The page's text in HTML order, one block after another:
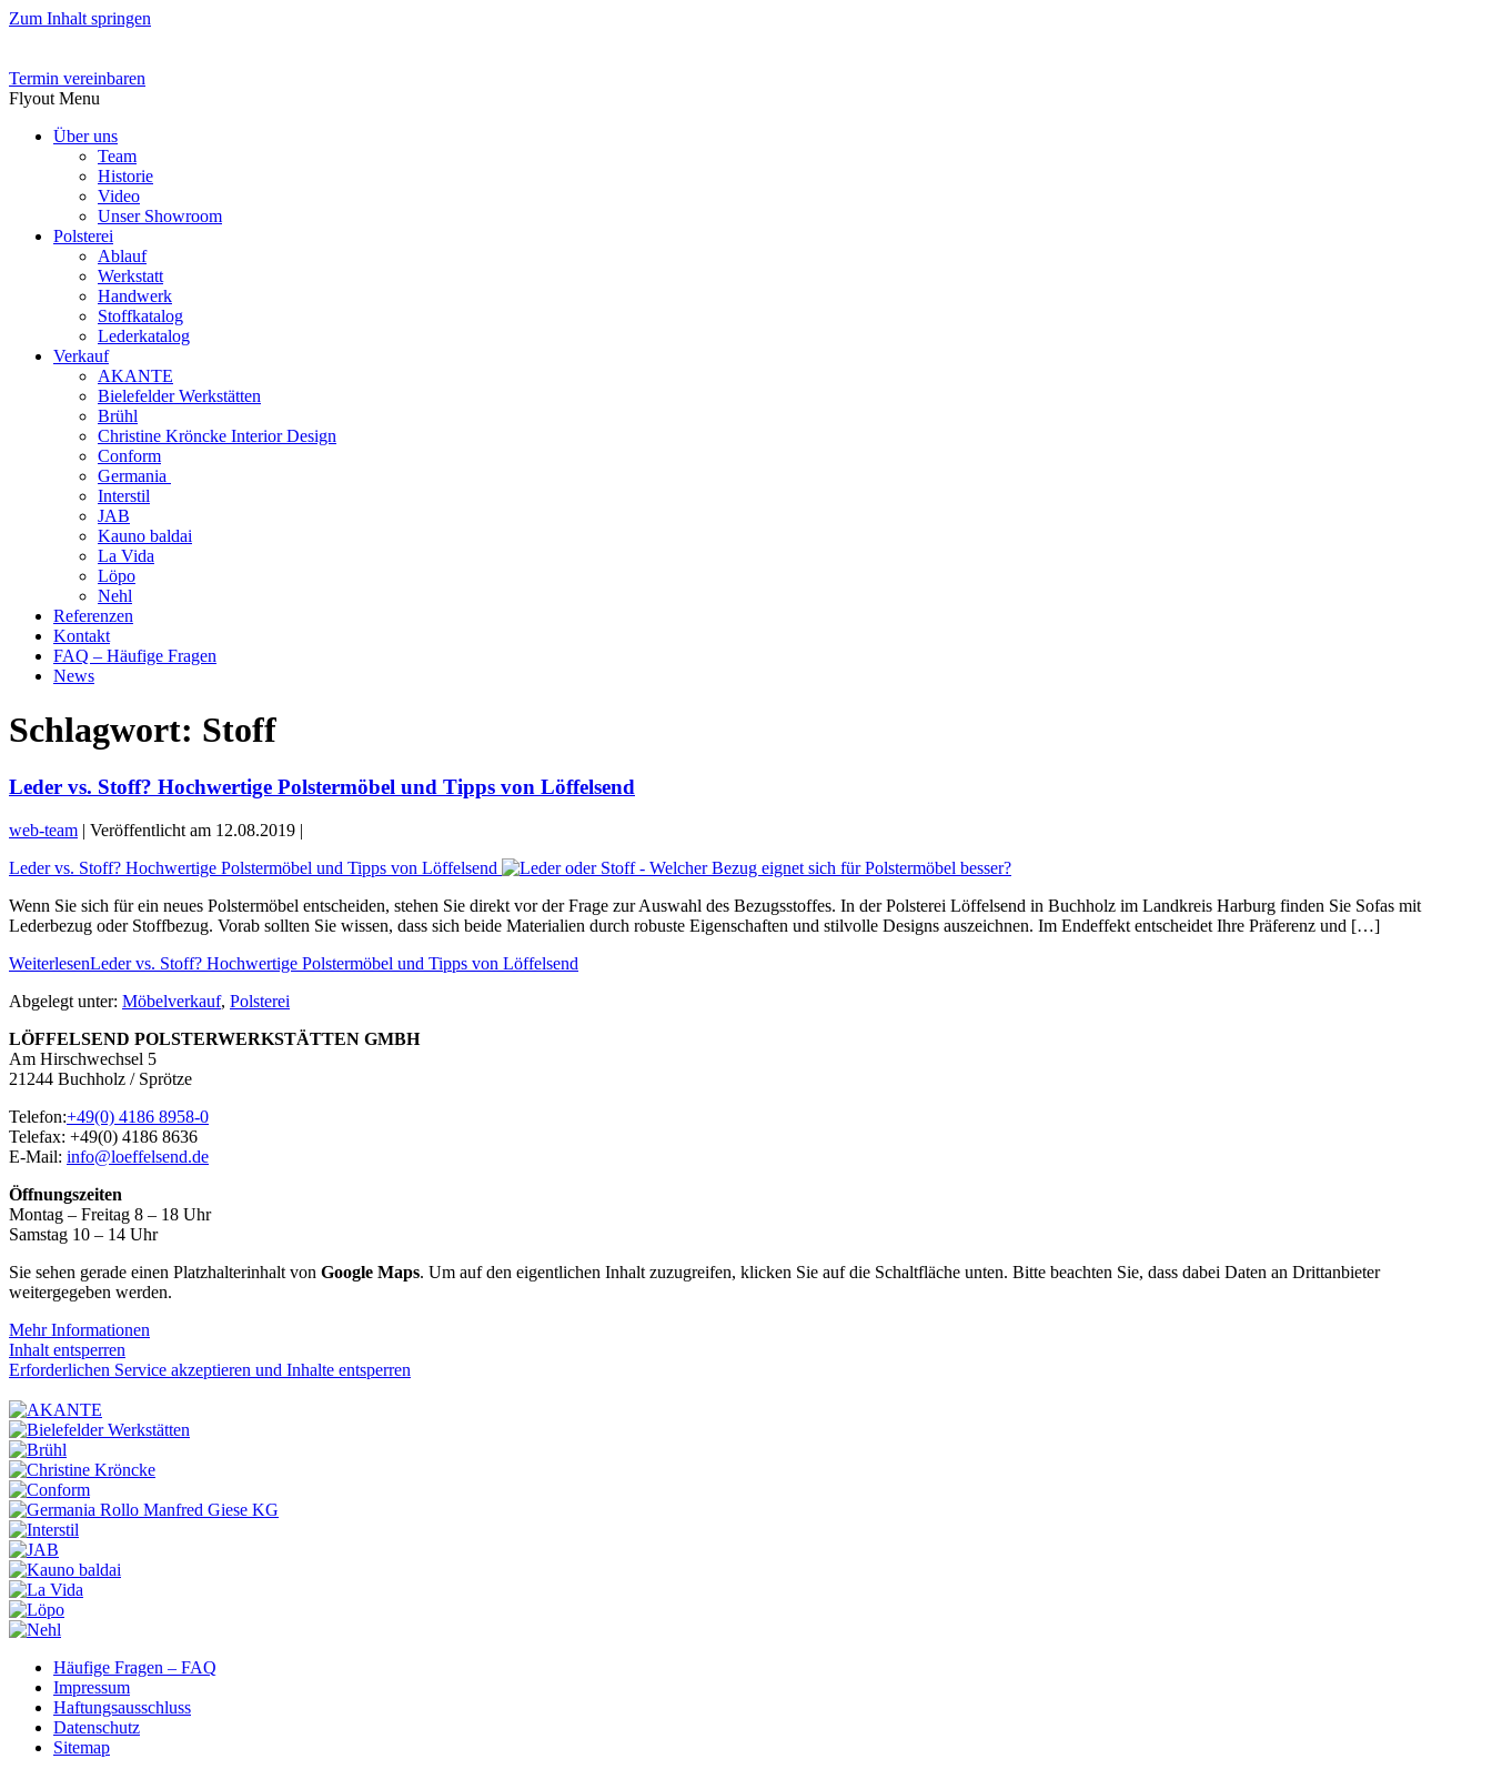
Zum Inhalt springen
Termin vereinbaren
Flyout Menu
Über uns
Team
Historie
Video
Unser Showroom
Polsterei
Ablauf
Werkstatt
Handwerk
Stoffkatalog
Lederkatalog
Verkauf
AKANTE
Bielefelder Werkstätten
Brühl
Christine Kröncke Interior Design
Conform
Germania
Interstil
JAB
Kauno baldai
La Vida
Löpo
Nehl
Referenzen
Kontakt
FAQ – Häufige Fragen
News
Schlagwort: Stoff
Leder vs. Stoff? Hochwertige Polstermöbel und Tipps von Löffelsend
web-team | Veröffentlicht am 12.08.2019 |
Leder vs. Stoff? Hochwertige Polstermöbel und Tipps von Löffelsend
Wenn Sie sich für ein neues Polstermöbel entscheiden, stehen Sie direkt vor der Frage zur Auswahl des Bezugsstoffes. In der Polsterei Löffelsend in Buchholz im Landkreis Harburg finden Sie Sofas mit
Lederbezug oder Stoffbezug. Vorab sollten Sie wissen, dass sich beide Materialien durch robuste Eigenschaften und stilvolle Designs auszeichnen. Im Endeffekt entscheidet Ihre Präferenz und […]
WeiterlesenLeder vs. Stoff? Hochwertige Polstermöbel und Tipps von Löffelsend
Abgelegt unter: Möbelverkauf, Polsterei
LÖFFELSEND POLSTERWERKSTÄTTEN GMBH
Am Hirschwechsel 5
21244 Buchholz / Sprötze
Telefon:+49(0) 4186 8958-0
Telefax: +49(0) 4186 8636
E-Mail: info@loeffelsend.de
Öffnungszeiten
Montag – Freitag 8 – 18 Uhr
Samstag 10 – 14 Uhr
Sie sehen gerade einen Platzhalterinhalt von Google Maps. Um auf den eigentlichen Inhalt zuzugreifen, klicken Sie auf die Schaltfläche unten. Bitte beachten Sie, dass dabei Daten an Drittanbieter
weitergegeben werden.
Mehr Informationen
Inhalt entsperren
Erforderlichen Service akzeptieren und Inhalte entsperren
Häufige Fragen – FAQ
Impressum
Haftungsausschluss
Datenschutz
Sitemap